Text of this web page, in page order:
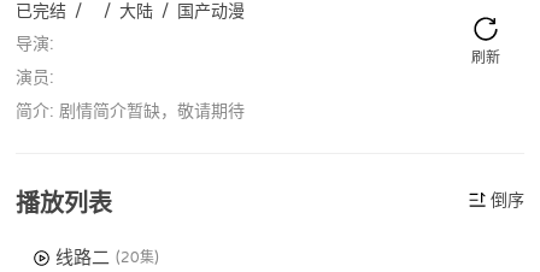
刷新
已完结 / / 大陆 / 国产动漫
导演:
演员:
简介: 剧情简介暂缺，敬请期待
播放列表 倒序
线路二 (20集)